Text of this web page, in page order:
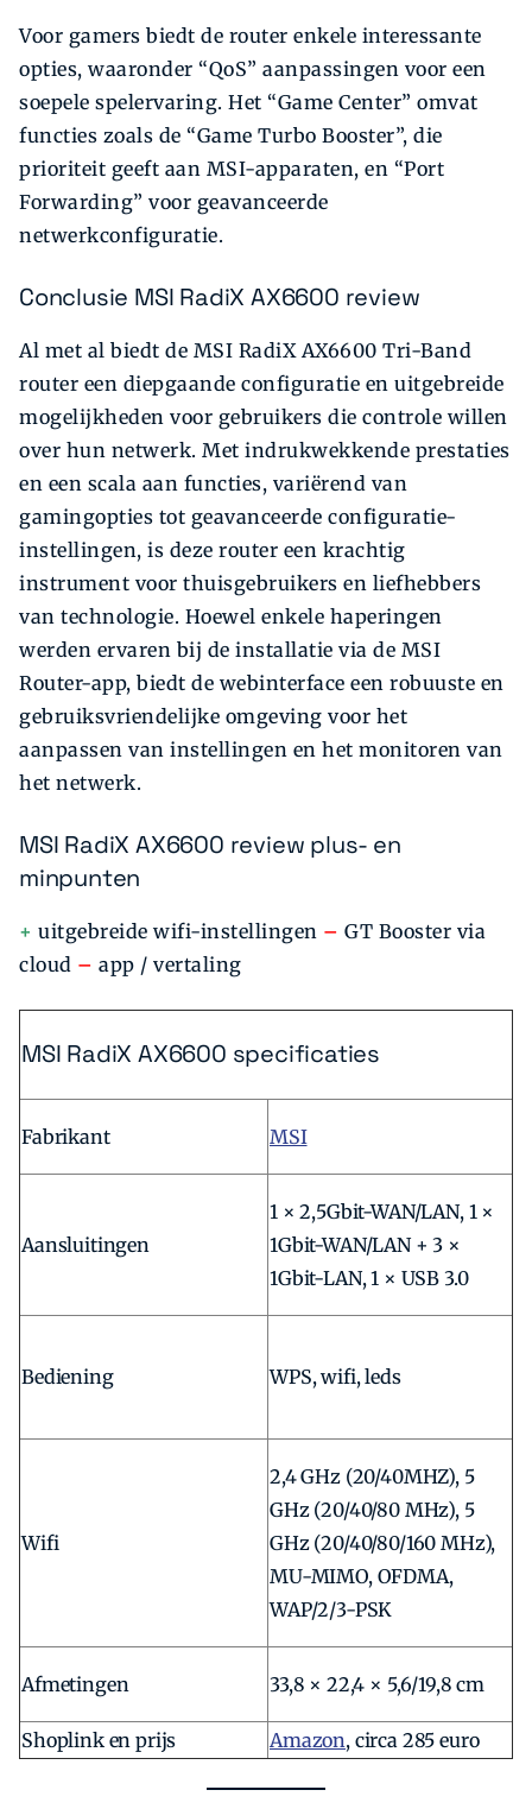
Voor gamers biedt de router enkele interessante
opties, waaronder “QoS” aanpassingen voor een
soepele spelervaring. Het “Game Center” omvat
functies zoals de “Game Turbo Booster”, die
prioriteit geeft aan MSI-apparaten, en “Port
Forwarding” voor geavanceerde
netwerkconfiguratie.
Conclusie MSI RadiX AX6600 review
Al met al biedt de MSI RadiX AX6600 Tri-Band
router een diepgaande configuratie en uitgebreide
mogelijkheden voor gebruikers die controle willen
over hun netwerk. Met indrukwekkende prestaties
en een scala aan functies, variërend van
gamingopties tot geavanceerde configuratie-
instellingen, is deze router een krachtig
instrument voor thuisgebruikers en liefhebbers
van technologie. Hoewel enkele haperingen
werden ervaren bij de installatie via de MSI
Router-app, biedt de webinterface een robuuste en
gebruiksvriendelijke omgeving voor het
aanpassen van instellingen en het monitoren van
het netwerk.
MSI RadiX AX6600 review plus- en
minpunten
+ uitgebreide wifi-instellingen – GT Booster via
cloud – app / vertaling
MSI RadiX AX6600 specificaties
Fabrikant MSI
Aansluitingen
1 × 2,5Gbit-WAN/LAN, 1 ×
1Gbit-WAN/LAN + 3 ×
1Gbit-LAN, 1 × USB 3.0
Bediening WPS, wifi, leds
Wifi
2,4 GHz (20/40MHZ), 5
GHz (20/40/80 MHz), 5
GHz (20/40/80/160 MHz),
MU-MIMO, OFDMA,
WAP/2/3-PSK
Afmetingen 33,8 × 22,4 × 5,6/19,8 cm
Shoplink en prijs Amazon, circa 285 euro